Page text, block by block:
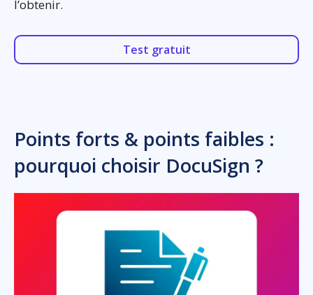
l’obtenir.
Test gratuit
Points forts & points faibles :
pourquoi choisir DocuSign ?